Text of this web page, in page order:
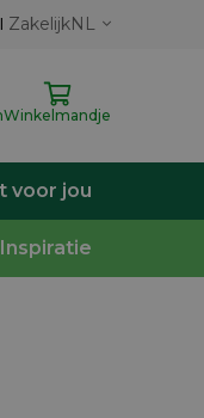
ZakelijkNL
Winkelmandje
voor jou
Inspiratie